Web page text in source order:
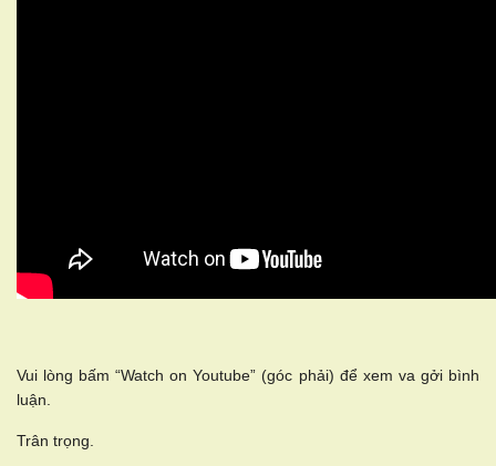
Vui lòng bấm “Watch on Youtube” (góc phải) để xem va gởi bình
luận.
Trân trọng.